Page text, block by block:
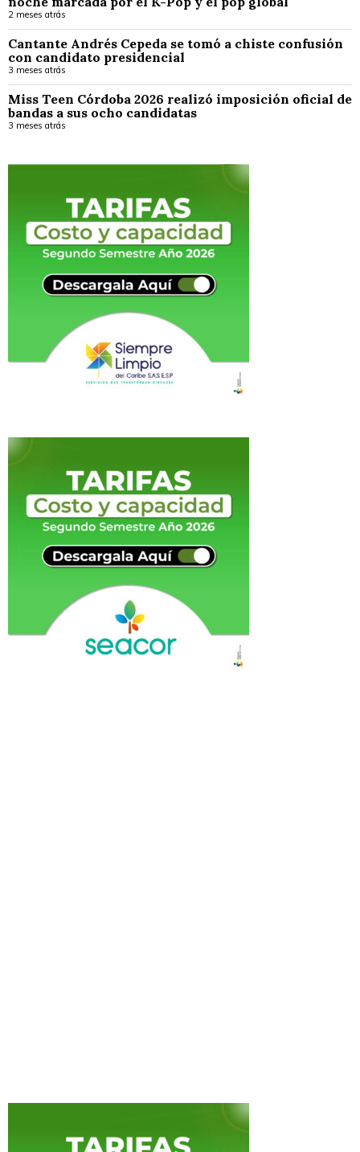
2 meses atrás
Cantante Andrés Cepeda se tomó a chiste confusión
con candidato presidencial
3 meses atrás
Miss Teen Córdoba 2026 realizó imposición oficial de
bandas a sus ocho candidatas
3 meses atrás